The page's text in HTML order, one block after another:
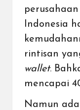
perusahaan
Indonesia
rintisan
wallet.
mencapai
Namun